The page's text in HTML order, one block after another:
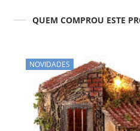
QUEM COMPROU ESTE
NOVIDADES